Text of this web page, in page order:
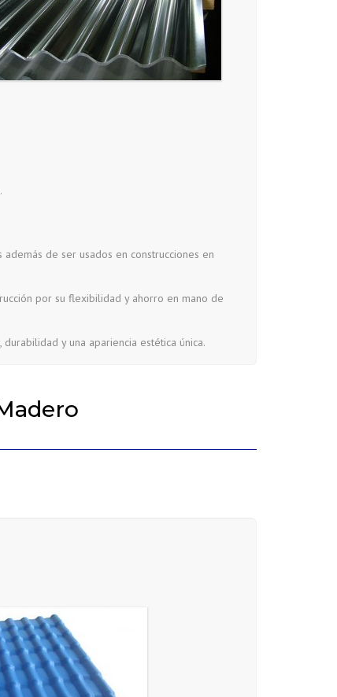
de ser usados en construcciones en
por su flexibilidad y ahorro en mano de
y una apariencia estética única.